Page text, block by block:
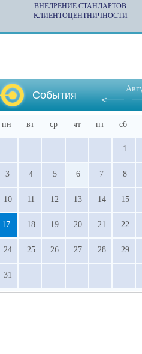
ВНЕДРЕНИЕ СТАНДАРТОВ
КЛИЕНТОЦЕНТНИЧНОСТИ
События
пн вт ср чт пт сб
1
3 4 5 6 7 8
10 11 12 13 14 15
17 18 19 20 21 22
24 25 26 27 28 29
31